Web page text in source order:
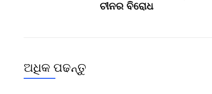
ଚୀନର ବିରୋଧ
ଅଧିକ ପଢନ୍ତୁ